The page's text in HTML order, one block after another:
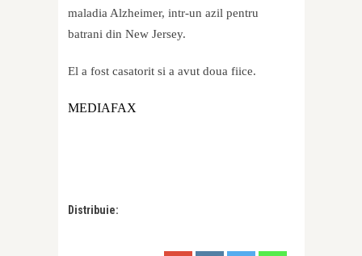
maladia Alzheimer, intr-un azil pentru
batrani din New Jersey.
El a fost casatorit si a avut doua fiice.
MEDIAFAX
Distribuie: